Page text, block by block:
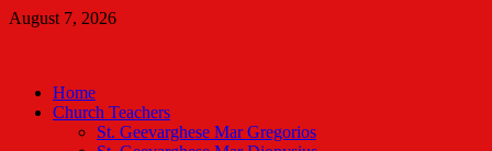
Skip
August 7, 2026
Home
Church Teachers
St. Geevarghese Mar Gregorios